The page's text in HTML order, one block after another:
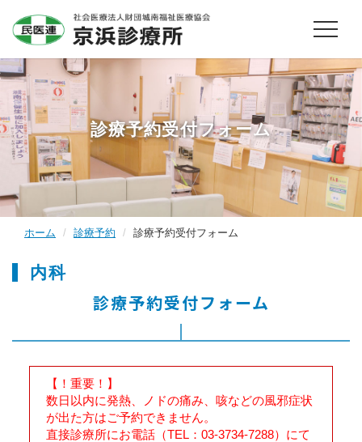
診療予約受付フォーム
ホーム 診療予約 診療予約受付フォーム
内科
診療予約受付フォーム
【！重要！】
数日以内に発熱、ノドの痛み、咳などの風邪症状
が出た方はご予約できません。
直接診療所にお電話（TEL：03-3734-7288）にて